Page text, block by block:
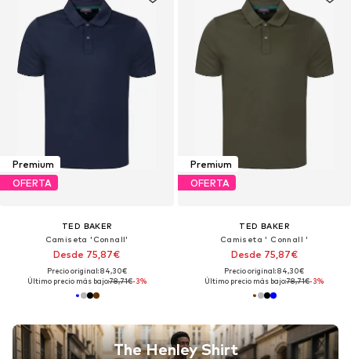
Premium
OFERTA
TED BAKER
Camiseta 'Connall'
Desde 75,87€
Precio original: 84,30€
Último precio más bajo:78,71€-3%
The Henley Shirt
Premium
OFERTA
TED BAKER
Camiseta ' Connall '
Desde 75,87€
Precio original: 84,30€
Último precio más bajo:78,71€-3%